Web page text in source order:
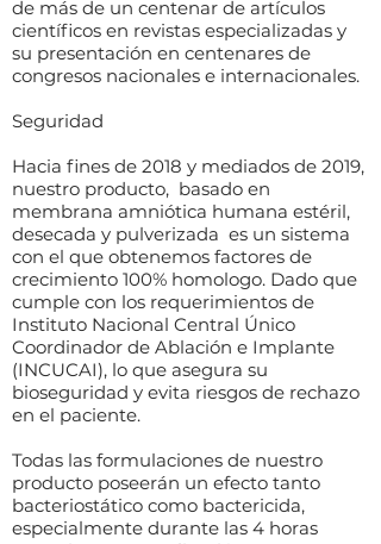
de más de un centenar de artículos
científicos en revistas especializadas y
su presentación en centenares de
congresos nacionales e internacionales.
Seguridad
Hacia fines de 2018 y mediados de 2019,
nuestro producto, basado en
membrana amniótica humana estéril,
desecada y pulverizada es un sistema
con el que obtenemos factores de
crecimiento 100% homologo. Dado que
cumple con los requerimientos de
Instituto Nacional Central Único
Coordinador de Ablación e Implante
(INCUCAI), lo que asegura su
bioseguridad y evita riesgos de rechazo
en el paciente.
Todas las formulaciones de nuestro
producto poseerán un efecto tanto
bacteriostático como bactericida,
especialmente durante las 4 horas